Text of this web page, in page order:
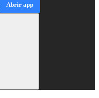
Abrir app